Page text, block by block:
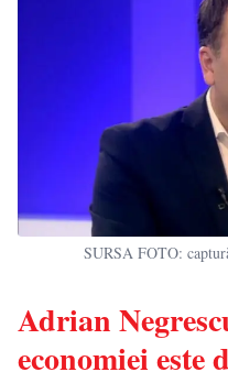
SURSA FOTO:
Adrian
economiei este